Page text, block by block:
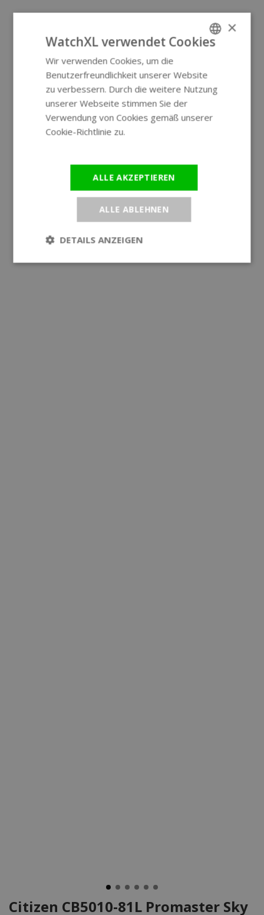
Citizen CB5010-81L Promaster Sky
GERMAN
×
WatchXL verwendet Cookies
Wir verwenden Cookies, um die
Benutzerfreundlichkeit unserer Website
zu verbessern. Durch die weitere Nutzung
unserer Webseite stimmen Sie der
Verwendung von Cookies gemäß unserer
Cookie-Richtlinie zu.
ALLE AKZEPTIEREN
ALLE ABLEHNEN
DETAILS ANZEIGEN